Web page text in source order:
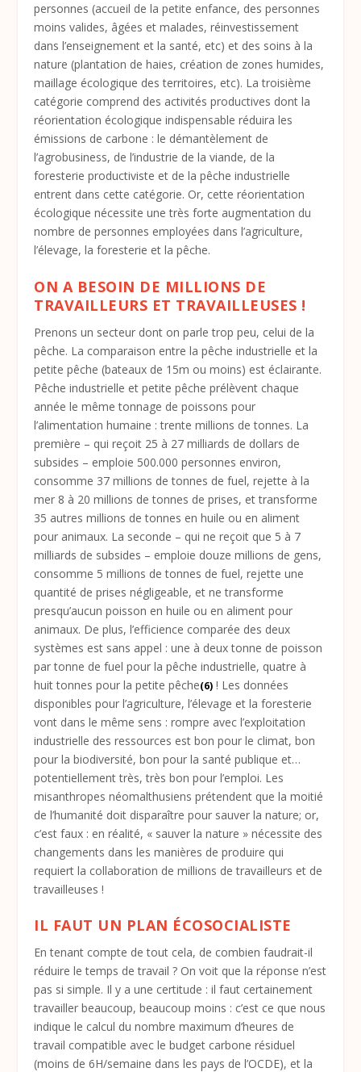
personnes (accueil de la petite enfance, des personnes
moins valides, âgées et malades, réinvestissement
dans l’enseignement et la santé, etc) et des soins à la
nature (plantation de haies, création de zones humides,
maillage écologique des territoires, etc). La troisième
catégorie comprend des activités productives dont la
réorientation écologique indispensable réduira les
émissions de carbone : le démantèlement de
l’agrobusiness, de l’industrie de la viande, de la
foresterie productiviste et de la pêche industrielle
entrent dans cette catégorie. Or, cette réorientation
écologique nécessite une très forte augmentation du
nombre de personnes employées dans l’agriculture,
l’élevage, la foresterie et la pêche.
ON A BESOIN DE MILLIONS DE
TRAVAILLEURS ET TRAVAILLEUSES !
Prenons un secteur dont on parle trop peu, celui de la
pêche. La comparaison entre la pêche industrielle et la
petite pêche (bateaux de 15m ou moins) est éclairante.
Pêche industrielle et petite pêche prélèvent chaque
année le même tonnage de poissons pour
l’alimentation humaine : trente millions de tonnes. La
première – qui reçoit 25 à 27 milliards de dollars de
subsides – emploie 500.000 personnes environ,
consomme 37 millions de tonnes de fuel, rejette à la
mer 8 à 20 millions de tonnes de prises, et transforme
35 autres millions de tonnes en huile ou en aliment
pour animaux. La seconde – qui ne reçoit que 5 à 7
milliards de subsides – emploie douze millions de gens,
consomme 5 millions de tonnes de fuel, rejette une
quantité de prises négligeable, et ne transforme
presqu’aucun poisson en huile ou en aliment pour
animaux. De plus, l’efficience comparée des deux
systèmes est sans appel : une à deux tonne de poisson
par tonne de fuel pour la pêche industrielle, quatre à
huit tonnes pour la petite pêche(6) ! Les données
disponibles pour l’agriculture, l’élevage et la foresterie
vont dans le même sens : rompre avec l’exploitation
industrielle des ressources est bon pour le climat, bon
pour la biodiversité, bon pour la santé publique et…
potentiellement très, très bon pour l’emploi. Les
misanthropes néomalthusiens prétendent que la moitié
de l’humanité doit disparaître pour sauver la nature; or,
c’est faux : en réalité, « sauver la nature » nécessite des
changements dans les manières de produire qui
requiert la collaboration de millions de travailleurs et de
travailleuses !
IL FAUT UN PLAN ÉCOSOCIALISTE
En tenant compte de tout cela, de combien faudrait-il
réduire le temps de travail ? On voit que la réponse n’est
pas si simple. Il y a une certitude : il faut certainement
travailler beaucoup, beaucoup moins : c’est ce que nous
indique le calcul du nombre maximum d’heures de
travail compatible avec le budget carbone résiduel
(moins de 6H/semaine dans les pays de l’OCDE), et la